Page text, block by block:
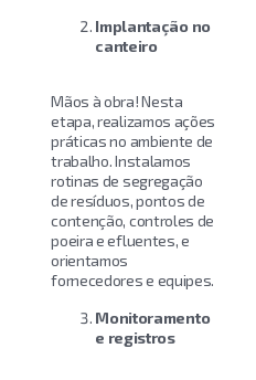
Implantação no
canteiro
Mãos à obra! Nesta
etapa, realizamos ações
práticas no ambiente de
trabalho. Instalamos
rotinas de segregação
de resíduos, pontos de
contenção, controles de
poeira e efluentes, e
orientamos
fornecedores e equipes.
Monitoramento
e registros